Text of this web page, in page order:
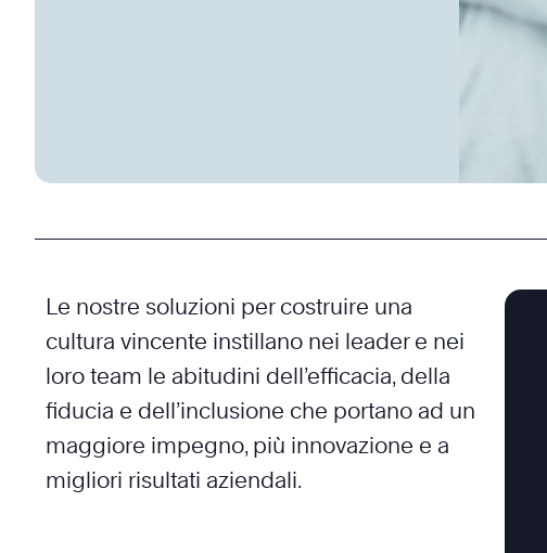
Le nostre soluzioni per costruire una
cultura vincente instillano nei leader e nei
loro team le abitudini dell’efficacia, della
fiducia e dell’inclusione che portano ad un
maggiore impegno, più innovazione e a
migliori risultati aziendali.